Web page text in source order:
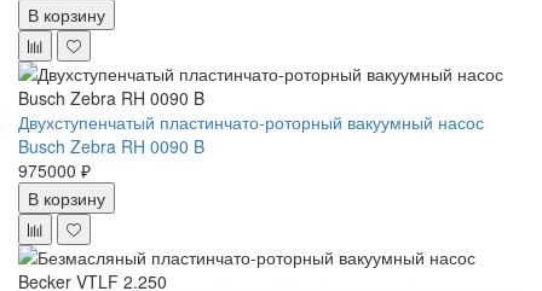
В корзину
Двухступенчатый пластинчато-роторный вакуумный насос
Busch Zebra RH 0090 B
975000 ₽
В корзину